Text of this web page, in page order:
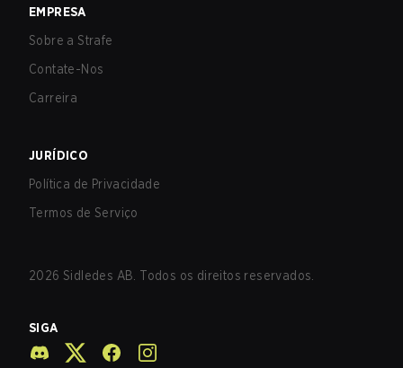
EMPRESA
Sobre a Strafe
Contate-Nos
Carreira
JURÍDICO
Política de Privacidade
Termos de Serviço
2026 Sidledes AB. Todos os direitos reservados.
SIGA